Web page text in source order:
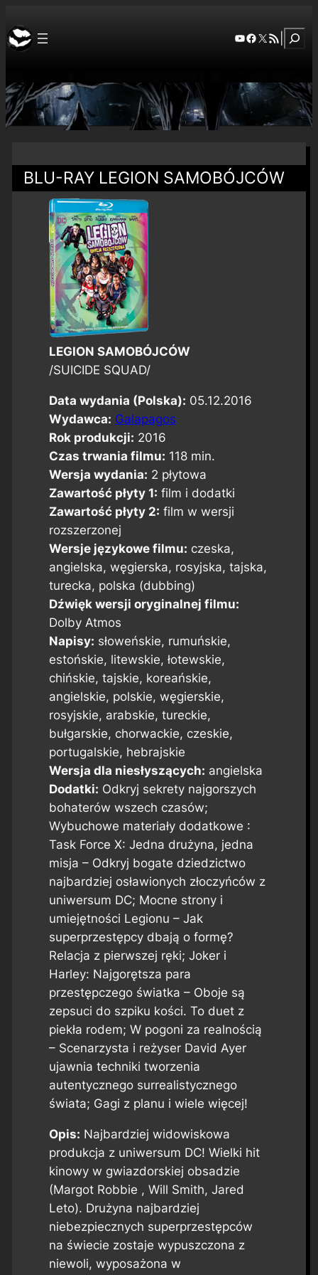
YouTube
Facebook
X RSS Feed
BLU-RAY LEGION SAMOBÓJCÓW
LEGION SAMOBÓJCÓW
/SUICIDE SQUAD/
Data wydania (Polska): 05.12.2016
Wydawca: Galapagos
Rok produkcji: 2016
Czas trwania filmu: 118 min.
Wersja wydania: 2 płytowa
Zawartość płyty 1: film i dodatki
Zawartość płyty 2: film w wersji
rozszerzonej
Wersje językowe filmu: czeska,
angielska, węgierska, rosyjska, tajska,
turecka, polska (dubbing)
Dźwięk wersji oryginalnej filmu:
Dolby Atmos
Napisy: słoweńskie, rumuńskie,
estońskie, litewskie, łotewskie,
chińskie, tajskie, koreańskie,
angielskie, polskie, węgierskie,
rosyjskie, arabskie, tureckie,
bułgarskie, chorwackie, czeskie,
portugalskie, hebrajskie
Wersja dla niesłyszących: angielska
Dodatki: Odkryj sekrety najgorszych
bohaterów wszech czasów;
Wybuchowe materiały dodatkowe :
Task Force X: Jedna drużyna, jedna
misja – Odkryj bogate dziedzictwo
najbardziej osławionych złoczyńców z
uniwersum DC; Mocne strony i
umiejętności Legionu – Jak
superprzestępcy dbają o formę?
Relacja z pierwszej ręki; Joker i
Harley: Najgorętsza para
przestępczego światka – Oboje są
zepsuci do szpiku kości. To duet z
piekła rodem; W pogoni za realnością
– Scenarzysta i reżyser David Ayer
ujawnia techniki tworzenia
autentycznego surrealistycznego
świata; Gagi z planu i wiele więcej!
Opis: Najbardziej widowiskowa
produkcja z uniwersum DC! Wielki hit
kinowy w gwiazdorskiej obsadzie
(Margot Robbie , Will Smith, Jared
Leto). Drużyna najbardziej
niebezpiecznych superprzestępców
na świecie zostaje wypuszczona z
niewoli, wyposażona w